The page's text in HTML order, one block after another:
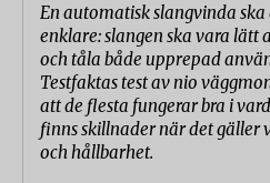
En automatisk slangvinda
enklare: slangen ska vara lätt
och tåla både upprepad
Testfaktas test av nio
att de flesta fungerar bra i
finns skillnader när det gäller
och hållbarhet.